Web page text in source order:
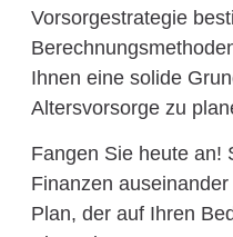
Vorsorgestrategie
Ihnen eine solide
Altersvorsorge zu
Fangen Sie heute an!
Finanzen
Plan, der auf Ihren